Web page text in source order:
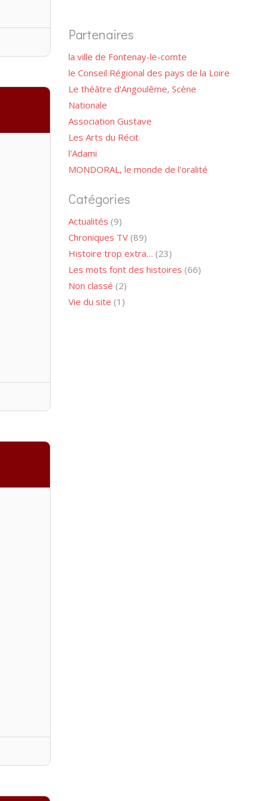
Partenaires
la ville de Fontenay-le-comte
le Conseil Régional des pays de la Loire
Le théâtre d'Angoulême, Scène
Nationale
Association Gustave
Les Arts du Récit
l'Adami
MONDORAL, le monde de l'oralité
Catégories
Actualités (9)
Chroniques TV(89)
Histoire trop extra… (23)
Les mots font des histoires (66)
Non classé (2)
Vie du site (1)